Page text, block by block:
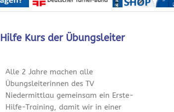
Kurs der Übungsleiter
Alle 2 Jahre machen alle
Übungsleiterinnen des TV
Niedermittlau gemeinsam ein Erste-
Hilfe-Training, damit wir in einer